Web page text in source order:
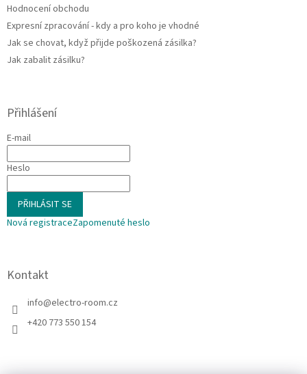
p
i
s
Hodnocení obchodu
Expresní zpracování - kdy a pro koho je vhodné
Jak se chovat, když přijde poškozená zásilka?
Jak zabalit zásilku?
Přihlášení
E-mail
Heslo
PŘIHLÁSIT SE
Nová registraceZapomenuté heslo
Kontakt
info@electro-room.cz
+420 773 550 154